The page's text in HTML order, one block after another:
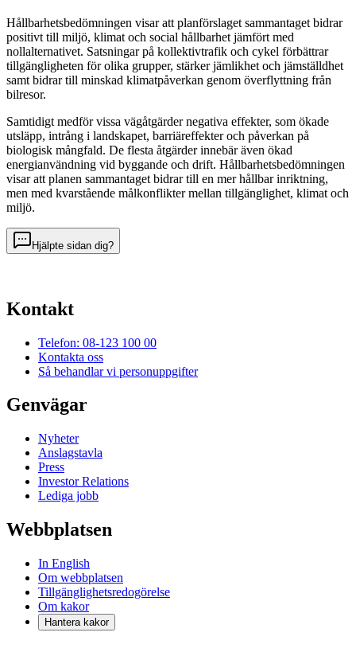
Hållbarhetsbedömningen visar att planförslaget sammantaget bidrar
positivt till miljö, klimat och social hållbarhet jämfört med
nollalternativet. Satsningar på kollektivtrafik och cykel förbättrar
tillgängligheten för olika grupper, stärker jämlikhet och jämställdhet
samt bidrar till minskad klimatpåverkan genom överflyttning från
bilresor.
Samtidigt medför vissa vägåtgärder negativa effekter, som ökade
utsläpp, intrång i land­skapet, barriäreffekter och påverkan på
biologisk mångfald. De flesta åtgärder innebär även ökad
energianvändning vid byggande och drift. Hållbarhetsbedömningen
visar att planen sammantaget bidrar till en mer hållbar inriktning,
men med kvarstående målkonflikter mellan tillgänglighet, klimat och
miljö.
Hjälpte sidan dig?
Kontakt
Telefon: 08-123 100 00
Kontakta oss
Så behandlar vi personuppgifter
Genvägar
Nyheter
Anslagstavla
Press
Investor Relations
Lediga jobb
Webbplatsen
In English
Om webbplatsen
Tillgänglighetsredogörelse
Om kakor
Hantera kakor